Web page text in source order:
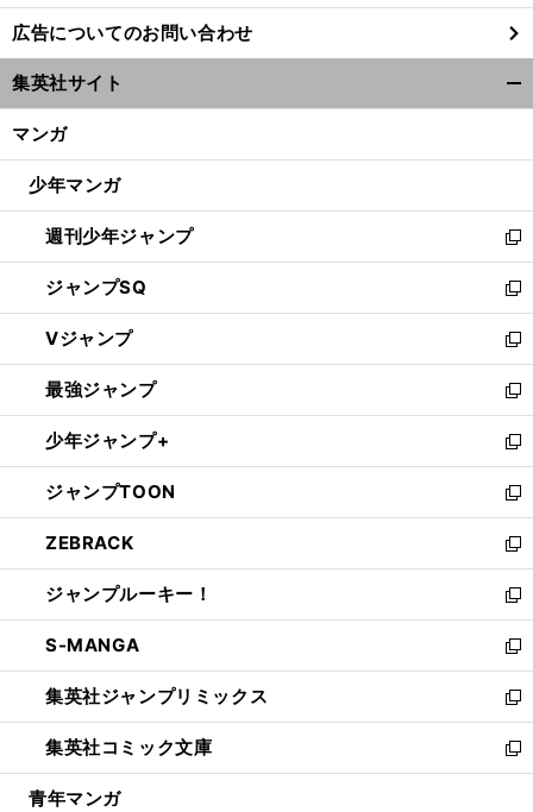
し
い
ウ
ィ
ン
ウ
開
く
広告についてのお問い合わせ
集英社サイト
マンガ
少年マンガ
週刊少年ジャンプ
新
し
い
ウ
ィ
ン
ド
ウ
で
開
く
ジャンプSQ
新
し
い
ウ
ィ
ン
ド
ウ
で
開
く
Vジャンプ
新
し
い
ウ
ィ
ン
ド
ウ
で
開
く
最強ジャンプ
新
し
い
ウ
ィ
ン
ド
ウ
で
開
く
少年ジャンプ+
新
し
い
ウ
ィ
ン
ド
ウ
で
開
く
ジャンプTOON
新
し
い
ウ
ィ
ン
ド
ウ
で
開
く
ZEBRACK
新
し
い
ウ
ィ
ン
ド
ウ
で
開
ジャンプルーキー！
新
し
い
ウ
ィ
ン
ド
ウ
S-MANGA
新
し
い
ウ
ィ
ン
集英社ジャンプリミックス
新
し
い
ウ
集英社コミック文庫
新
し
青年マンガ